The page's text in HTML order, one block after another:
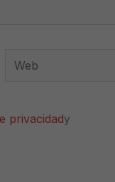
Web
privacidady